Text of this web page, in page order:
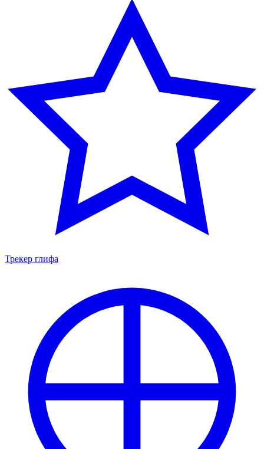
Трекер глифа